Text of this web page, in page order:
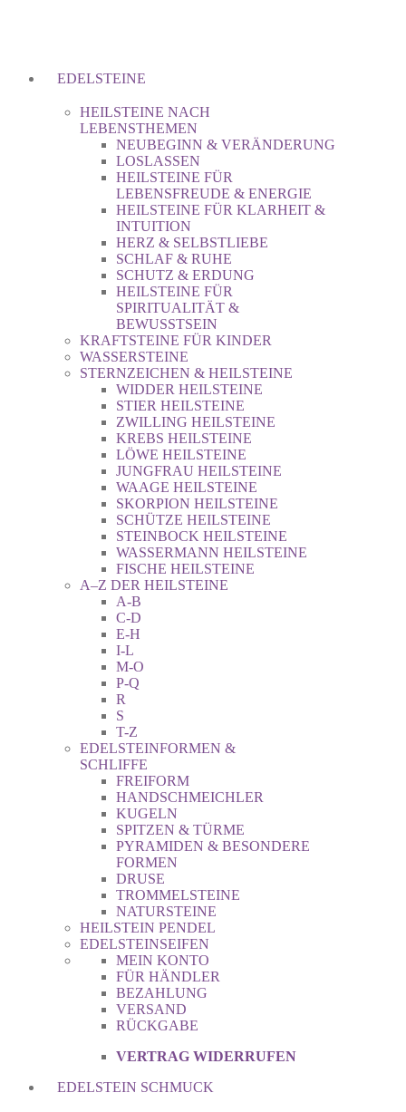
EDELSTEINE
HEILSTEINE NACH
LEBENSTHEMEN
NEUBEGINN & VERÄNDERUNG
LOSLASSEN
HEILSTEINE FÜR
LEBENSFREUDE & ENERGIE
HEILSTEINE FÜR KLARHEIT &
INTUITION
HERZ & SELBSTLIEBE
SCHLAF & RUHE
SCHUTZ & ERDUNG
HEILSTEINE FÜR
SPIRITUALITÄT &
BEWUSSTSEIN
KRAFTSTEINE FÜR KINDER
WASSERSTEINE
STERNZEICHEN & HEILSTEINE
WIDDER HEILSTEINE
STIER HEILSTEINE
ZWILLING HEILSTEINE
KREBS HEILSTEINE
LÖWE HEILSTEINE
JUNGFRAU HEILSTEINE
WAAGE HEILSTEINE
SKORPION HEILSTEINE
SCHÜTZE HEILSTEINE
STEINBOCK HEILSTEINE
WASSERMANN HEILSTEINE
FISCHE HEILSTEINE
A–Z DER HEILSTEINE
A-B
C-D
E-H
I-L
M-O
P-Q
R
S
T-Z
EDELSTEINFORMEN &
SCHLIFFE
FREIFORM
HANDSCHMEICHLER
KUGELN
SPITZEN & TÜRME
PYRAMIDEN & BESONDERE
FORMEN
DRUSE
TROMMELSTEINE
NATURSTEINE
HEILSTEIN PENDEL
EDELSTEINSEIFEN
MEIN KONTO
FÜR HÄNDLER
BEZAHLUNG
VERSAND
RÜCKGABE
VERTRAG WIDERRUFEN
EDELSTEIN SCHMUCK